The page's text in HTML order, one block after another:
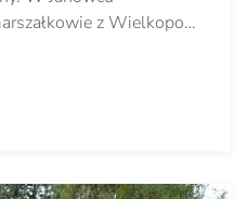
z Wielkopo…